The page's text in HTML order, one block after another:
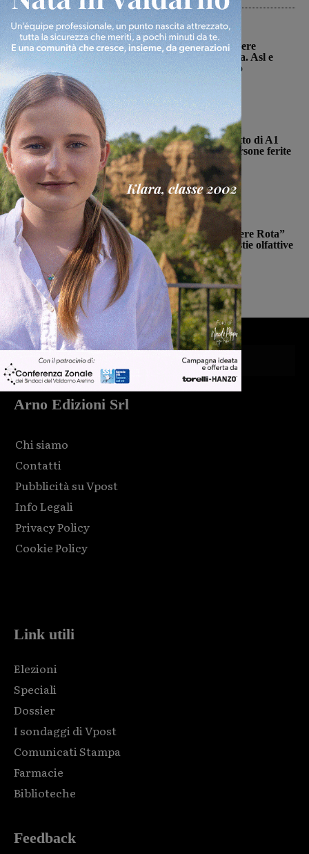
Cronaca
Punto nascita: il CPNN dà parere
negativo alla richiesta di deroga. Asl e
Regione esprimono disappunto
Monica Campani 6 Agosto 2026
Cronaca
Doppio tamponamento nel tratto di A1
fra Firenze sud e Incisa: sei persone ferite
Glenda Venturini - 6 Agosto 2026
Cronaca
Il Comitato “Le vittime di Podere Rota”
presenta un esposto sulle molestie olfattive
derivanti dal sito
Monica Campani - 6 Agosto 2026
Arno Edizioni Srl
Chi siamo
Contatti
Pubblicità su Vpost
Info Legali
Privacy Policy
Cookie Policy
Link utili
Elezioni
Speciali
Dossier
I sondaggi di Vpost
Comunicati Stampa
Farmacie
Biblioteche
Feedback